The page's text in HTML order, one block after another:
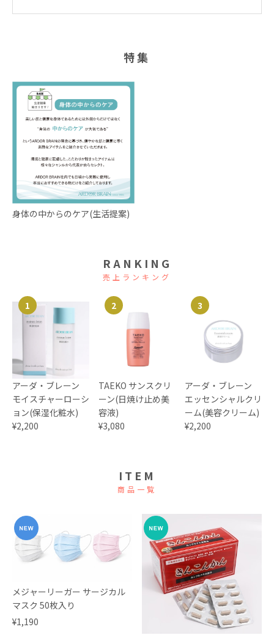
特集
身体の中からのケア(生活提案)
RANKING
売上ランキング
1
アーダ・ブレーン
モイスチャーローシ
ョン(保湿化粧水)
¥2,200
2
TAEKO サンスクリ
ーン(日焼け止め美
容液)
¥3,080
3
アーダ・ブレーン
エッセンシャルクリ
ーム(美容クリーム)
¥2,200
ITEM
商品一覧
メジャーリーガー サージカル
マスク 50枚入り
¥1,190